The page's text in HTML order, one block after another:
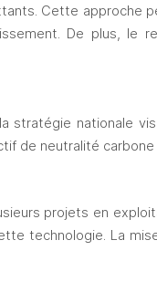
Cette approche
De plus, le
stratégie nationale
de neutralité carbone
projets en
technologie. La